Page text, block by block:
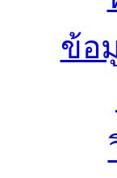
ข้อ